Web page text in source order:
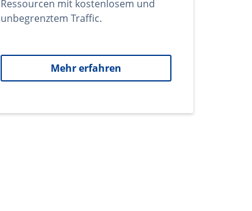
Ressourcen mit kostenlosem und
unbegrenztem Traffic.
Mehr erfahren